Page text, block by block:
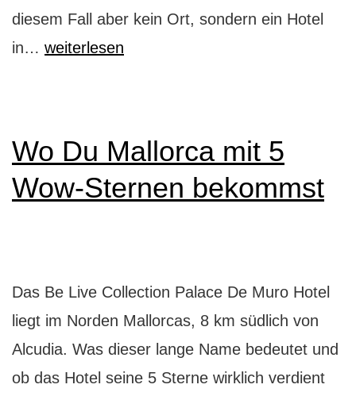
diesem Fall aber kein Ort, sondern ein Hotel
in… Port
Christies
Urlaubsparadies
weiterlesen
Wo Du Mallorca mit 5
Wow-Sternen bekommst
Das Be Live Collection Palace De Muro Hotel
liegt im Norden Mallorcas, 8 km südlich von
Alcudia. Was dieser lange Name bedeutet und
ob das Hotel seine 5 Sterne wirklich verdient